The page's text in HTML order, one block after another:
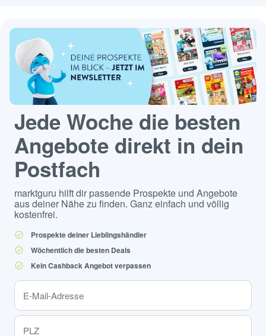
Jede Woche die besten
Angebote direkt in dein
Postfach
marktguru hilft dir passende Prospekte und Angebote
aus deiner Nähe zu finden. Ganz einfach und völlig
kostenfrei.
Prospekte deiner Lieblingshändler
Wöchentlich die besten Deals
Kein Cashback Angebot verpassen